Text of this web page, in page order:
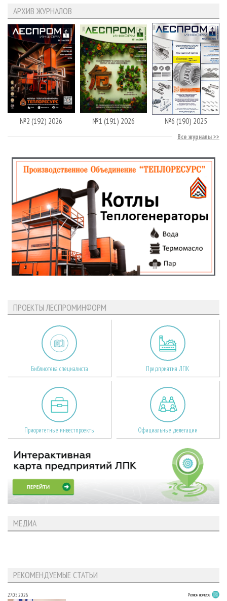
АРХИВ ЖУРНАЛОВ
№2 (192) 2026 №1 (191) 2026 №6 (190) 2025
Все журналы
ПРОЕКТЫ ЛЕСПРОМИНФОРМ
Библиотека специалиста Предприятия ЛПК
Приоритетные инвестпроекты Официальные делегации
МЕДИА
РЕКОМЕНДУЕМЫЕ СТАТЬИ
27.05.2026 Регион номера